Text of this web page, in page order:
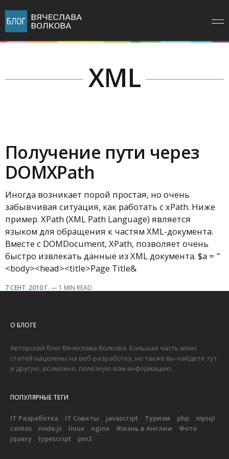
XML
Получение пути через
DOMXPath
Иногда возникает порой простая, но очень
забывчивая ситуация, как работать с xPath. Ниже
пример. XPath (XML Path Language) является
языком для обращения к частям XML-документа.
Вместе с DOMDocument, XPath, позволяет очень
быстро извлекать данные из XML документа. $a = "
<body><head><title>Page Title&
7 СЕНТ. 2010 Г. — 1 MIN READ
О БЛОГЕ
Авторский блог Вячеслава Волкова. Большая часть моих
статей нацелены на веб-разработку, но также вы найдете тут
и другую, возможно, полезную вам информацию.
ПОПУЛЯРНЫЕ ТЕГИ
IT Разработка IT Советы javascript Туризм php
mysql
centos
node.js linux nginx Жизнь в Англии
Фото
jquery
typescript pm2